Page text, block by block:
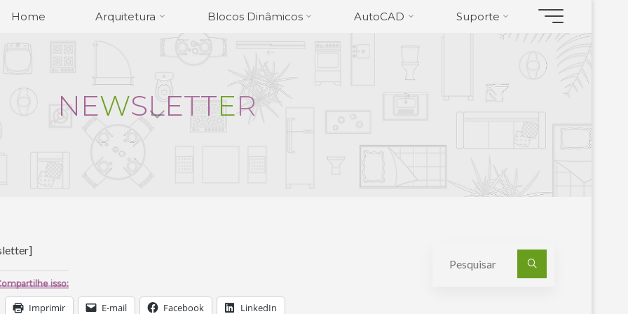
Home Arquitetura Blocos Dinâmicos AutoCAD Suporte
N EWSLETTER
isso:
Imprimir E-mail Facebook LinkedIn